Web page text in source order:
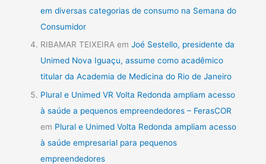
em diversas categorias de consumo na Semana do
Consumidor
RIBAMAR TEIXEIRA emJoé Sestello, presidente da
Unimed Nova Iguaçu, assume como acadêmico
titular da Academia de Medicina do Rio de Janeiro
Plural e Unimed VR Volta Redonda ampliam acesso
à saúde a pequenos empreendedores – FerasCOR
em Plural e Unimed Volta Redonda ampliam acesso
à saúde empresarial para pequenos
empreendedores